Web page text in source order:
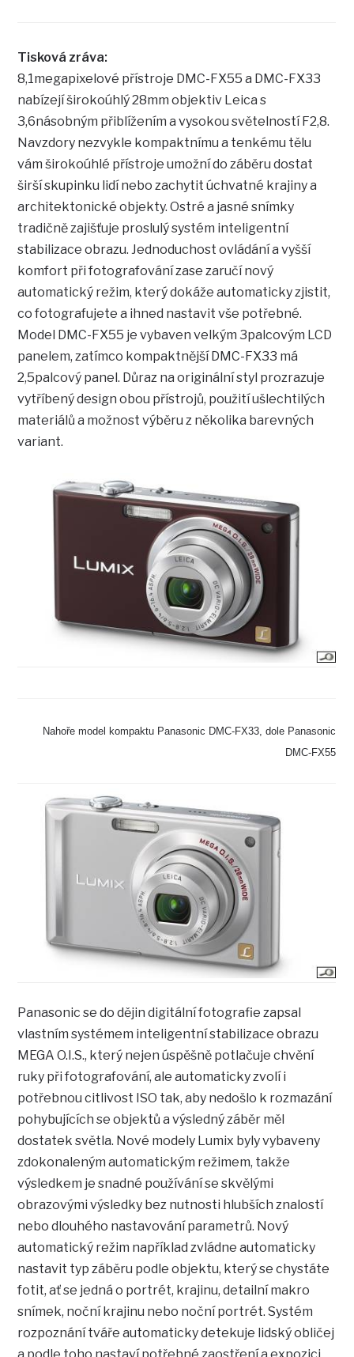
Tisková zráva:
8,1megapixelové přístroje DMC-FX55 a DMC-FX33
nabízejí širokoúhlý 28mm objektiv Leica s
3,6násobným přiblížením a vysokou světelností F2,8.
Navzdory nezvykle kompaktnímu a tenkému tělu
vám širokoúhlé přístroje umožní do záběru dostat
širší skupinku lidí nebo zachytit úchvatné krajiny a
architektonické objekty. Ostré a jasné snímky
tradičně zajišťuje proslulý systém inteligentní
stabilizace obrazu. Jednoduchost ovládání a vyšší
komfort při fotografování zase zaručí nový
automatický režim, který dokáže automaticky zjistit,
co fotografujete a ihned nastavit vše potřebné.
Model DMC-FX55 je vybaven velkým 3palcovým LCD
panelem, zatímco kompaktnější DMC-FX33 má
2,5palcový panel. Důraz na originální styl prozrazuje
vytříbený design obou přístrojů, použití ušlechtilých
materiálů a možnost výběru z několika barevných
variant.
Nahoře model kompaktu Panasonic DMC-FX33, dole Panasonic
DMC-FX55
Panasonic se do dějin digitální fotografie zapsal
vlastním systémem inteligentní stabilizace obrazu
MEGA O.I.S., který nejen úspěšně potlačuje chvění
ruky při fotografování, ale automaticky zvolí i
potřebnou citlivost ISO tak, aby nedošlo k rozmazání
pohybujících se objektů a výsledný záběr měl
dostatek světla. Nové modely Lumix byly vybaveny
zdokonaleným automatickým režimem, takže
výsledkem je snadné používání se skvělými
obrazovými výsledky bez nutnosti hlubších znalostí
nebo dlouhého nastavování parametrů. Nový
automatický režim například zvládne automaticky
nastavit typ záběru podle objektu, který se chystáte
fotit, ať se jedná o portrét, krajinu, detailní makro
snímek, noční krajinu nebo noční portrét. Systém
rozpoznání tváře automaticky detekuje lidský obličej